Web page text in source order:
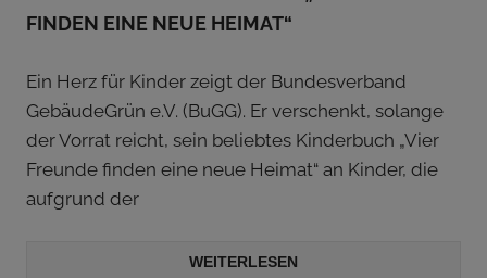
FINDEN EINE NEUE HEIMAT“
Ein Herz für Kinder zeigt der Bundesverband
GebäudeGrün e.V. (BuGG). Er verschenkt, solange
der Vorrat reicht, sein beliebtes Kinderbuch „Vier
Freunde finden eine neue Heimat“ an Kinder, die
aufgrund der
WEITERLESEN